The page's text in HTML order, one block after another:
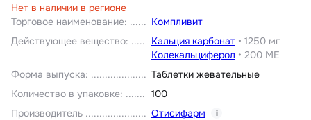
Торговое наименование:
Компливит
Действующее вещество: Кальция карбонат • 1250 мг
Колекальциферол • 200 МЕ
Форма выпуска:
Таблетки жевательные
Количество в упаковке:
100
Производитель
Отисифарм i
Нет в наличии в регионе